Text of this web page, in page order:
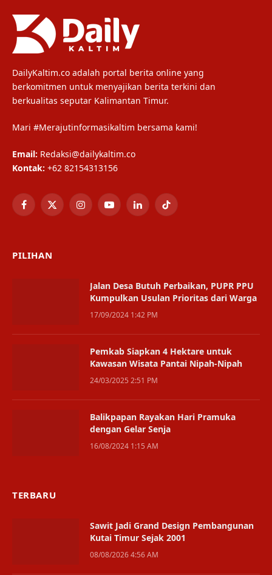
DailyKaltim.co adalah portal berita online yang
berkomitmen untuk menyajikan berita terkini dan
berkualitas seputar Kalimantan Timur.
Mari #Merajutinformasikaltim bersama kami!
Email: Redaksi@dailykaltim.co
Kontak: +62 82154313156
Facebook
X
InstagramYouTubeLinkedInTikTok
PILIHAN
Jalan Desa Butuh Perbaikan, PUPR PPU
Kumpulkan Usulan Prioritas dari Warga
17/09/2024 1:42 PM
Pemkab Siapkan 4 Hektare untuk
Kawasan Wisata Pantai Nipah-Nipah
24/03/2025 2:51 PM
Balikpapan Rayakan Hari Pramuka
dengan Gelar Senja
16/08/2024 1:15 AM
TERBARU
Sawit Jadi Grand Design Pembangunan
Kutai Timur Sejak 2001
08/08/2026 4:56 AM